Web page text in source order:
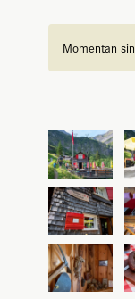
Momentan